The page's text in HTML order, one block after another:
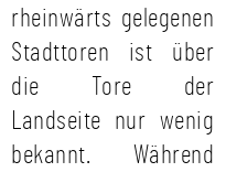
rheinwärts gelegenen
Stadttoren ist über
die Tore der
Landseite nur wenig
bekannt. Während